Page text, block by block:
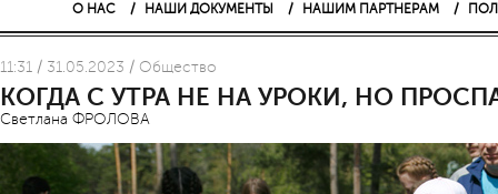
О НАС НАШИ ДОКУМЕНТЫ НАШИМ ПАРТНЕРАМ
11:31 / 31.05.2023 / Общество
КОГДА С УТРА НЕ НА УРОКИ, НО
Светлана ФРОЛОВА